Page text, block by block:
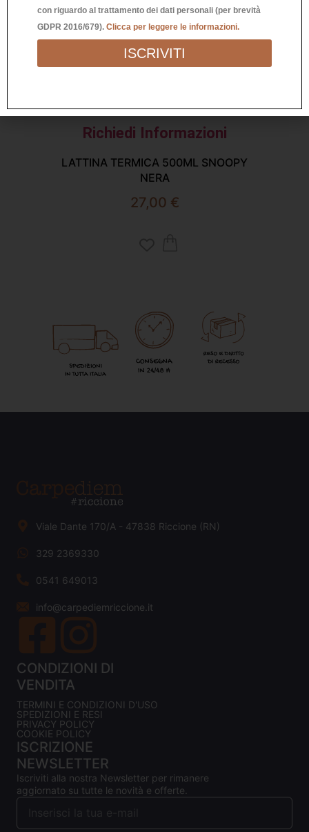
Richiedi Informazioni
LATTINA TERMICA 500ML SNOOPY
NERA
27,00 €
Viale Dante 170/A - 47838 Riccione (RN)
329 2369330
0541 649013
info@carpediemriccione.it
CONDIZIONI DI
VENDITA
TERMINI E CONDIZIONI D'USO
SPEDIZIONI E RESI
PRIVACY POLICY
COOKIE POLICY
ISCRIZIONE
NEWSLETTER
Iscriviti alla nostra Newsletter per rimanere
aggiornato su tutte le novità e offerte.
con riguardo al trattamento dei dati personali (per brevità
GDPR 2016/679). Clicca per leggere le informazioni.
ISCRIVITI